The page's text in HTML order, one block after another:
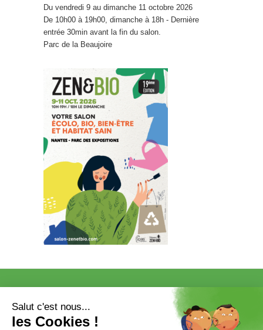
Du vendredi 9 au dimanche 11 octobre 2026
De 10h00 à 19h00, dimanche à 18h - Dernière
entrée 30min avant la fin du salon.
Parc de la Beaujoire
EXPOSER
COMMUNICATION/PRESSE ET